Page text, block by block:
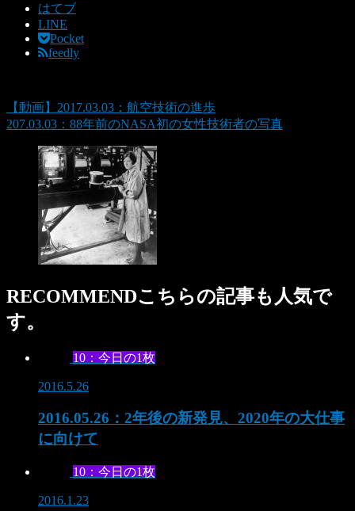
はてブ
LINE
Pocket
feedly
【動画】2017.03.03：航空技術の進歩
207.03.03：88年前のNASA初の女性技術者の写真
RECOMMENDこちらの記事も人気で
す。
10：今日の1枚
2016.5.26
2016.05.26：2年後の新発見、2020年の大仕事
に向けて
10：今日の1枚
2016.1.23